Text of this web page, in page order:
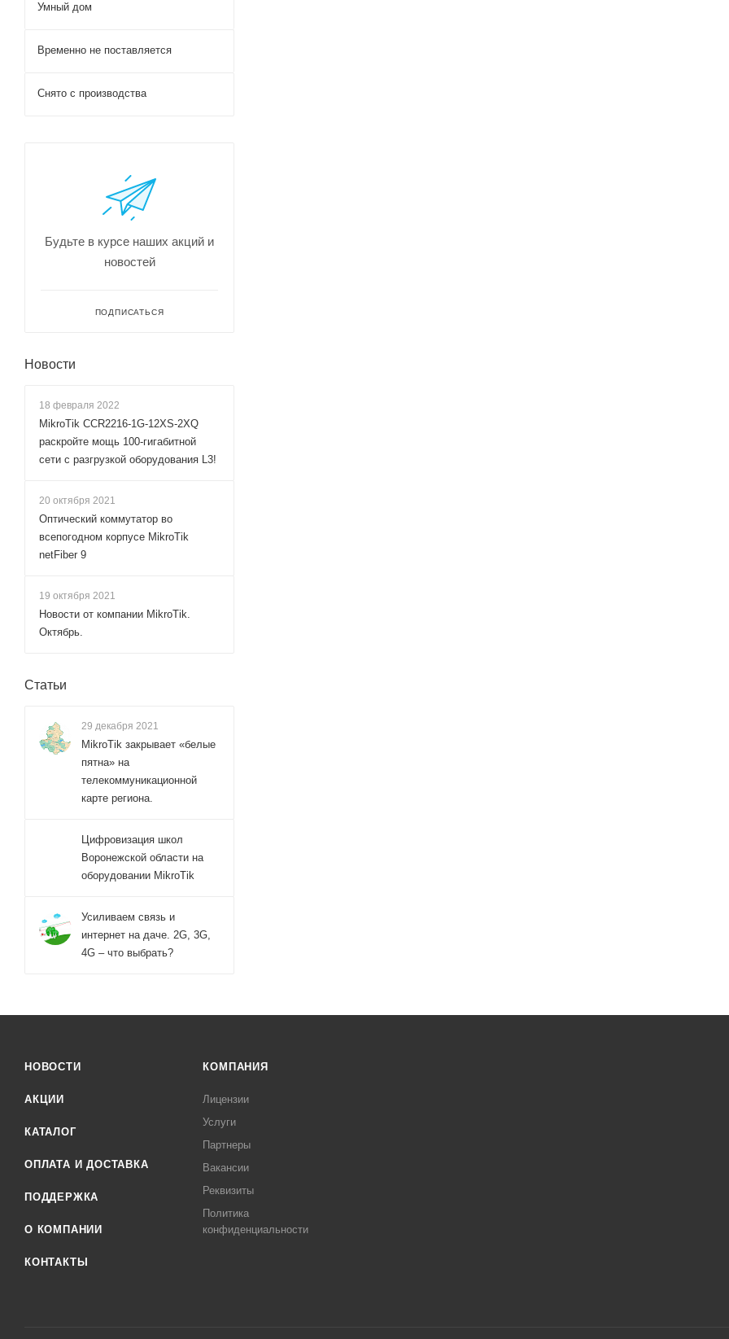
Умный дом
Временно не поставляется
Снято с производства
Будьте в курсе наших акций и
новостей
ПОДПИСАТЬСЯ
Новости
18 февраля 2022
MikroTik CCR2216-1G-12XS-2XQ
раскройте мощь 100-гигабитной
сети с разгрузкой оборудования L3!
20 октября 2021
Оптический коммутатор во
всепогодном корпусе MikroTik
netFiber 9
19 октября 2021
Новости от компании MikroTik.
Октябрь.
Статьи
29 декабря 2021
MikroTik закрывает «белые
пятна» на
телекоммуникационной
карте региона.
Цифровизация школ
Воронежской области на
оборудовании MikroTik
Усиливаем связь и
интернет на даче. 2G, 3G,
4G – что выбрать?
НОВОСТИ
АКЦИИ
КАТАЛОГ
ОПЛАТА И ДОСТАВКА
ПОДДЕРЖКА
О КОМПАНИИ
КОНТАКТЫ
КОМПАНИЯ
Лицензии
Услуги
Партнеры
Вакансии
Реквизиты
Политика
конфиденциальности